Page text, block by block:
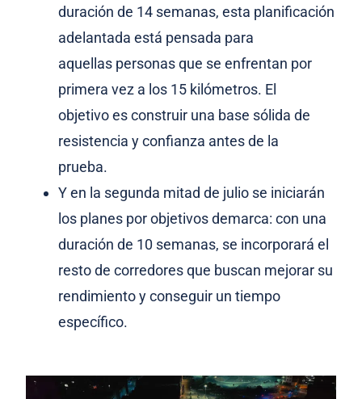
duración de 14 semanas, esta planificación
adelantada está pensada para
aquellas personas que se enfrentan por
primera vez a los 15 kilómetros. El
objetivo es construir una base sólida de
resistencia y confianza antes de la
prueba.
Y en la segunda mitad de julio se iniciarán
los planes por objetivos demarca: con una
duración de 10 semanas, se incorporará el
resto de corredores que buscan mejorar su
rendimiento y conseguir un tiempo
específico.